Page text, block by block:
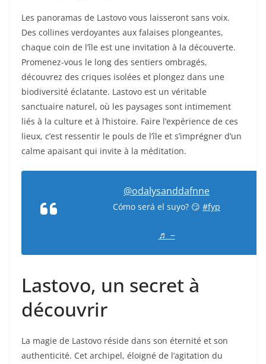
Les panoramas de Lastovo vous laisseront sans voix.
Des collines verdoyantes aux falaises plongeantes,
chaque coin de l’île est une invitation à la découverte.
Promenez-vous le long des sentiers ombragés,
découvrez des criques isolées et plongez dans une
biodiversité éclatante. Lastovo est un véritable
sanctuaire naturel, où les paysages sont intimement
liés à la culture et à l’histoire. Faire l’expérience de ces
lieux, c’est ressentir le pouls de l’île et s’imprégner d’un
calme apaisant qui invite à la méditation.
@odalysanddafnne
Cómo será el suyo? 😏 #fyp
♬ –
Lastovo, un secret à
découvrir
La magie de Lastovo réside dans son éternité et son
authenticité. Cet archipel, éloigné de l’agitation du